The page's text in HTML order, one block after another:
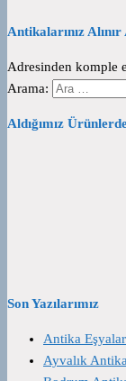
Antikalarınız
Adresinden komple
Arama:
Aldığımız
Son Yazılarımız
Antika
Ayvalık